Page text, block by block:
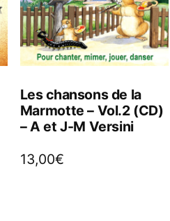
Les chansons de la
Marmotte – Vol.2 (CD)
– A et J-M Versini
13,00€